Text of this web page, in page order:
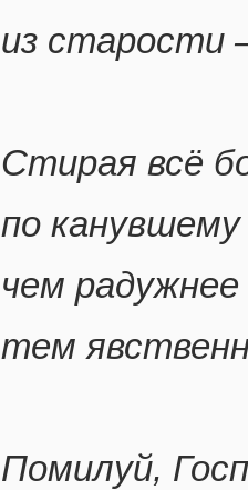
из старости
Стирая всё
по
чем
тем
Помилуй,